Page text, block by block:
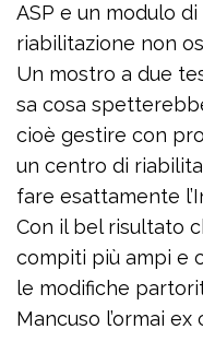
ASP e un modulo
riabilitazione non
Un mostro a due
sa cosa
cioè gestire con
un centro di
fare esattamente
Con il bel risultato
compiti più ampi e
le modifiche
Mancuso l’ormai